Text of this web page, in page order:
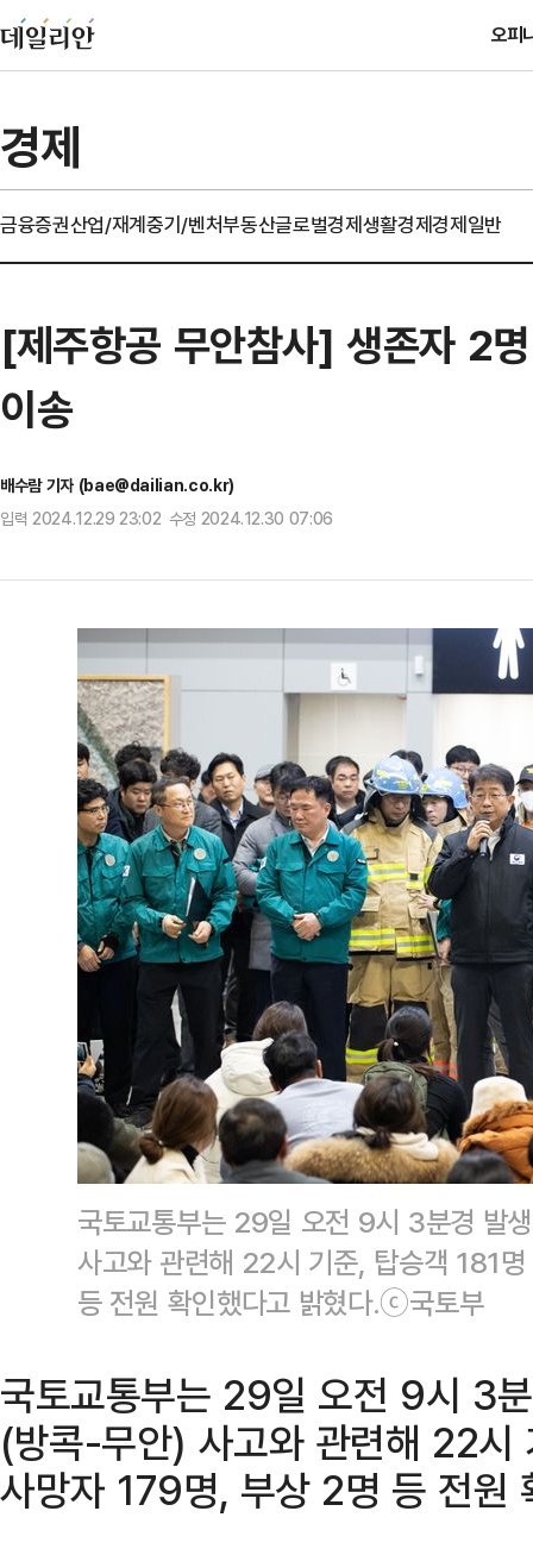
오피
경제
금융증권산업/재계중기/벤처부동산글로벌경제생활경제경제일반
[제주항공 무안참사] 생존자 2
이송
배수람 기자 (bae@dailian.co.kr)
입력 2024.12.29 23:02 수정 2024.12.30 07:06
국토교통부는 29일 오전 9시 3분경 발
사고와 관련해 22시 기준, 탑승객 181
등 전원 확인했다고 밝혔다.ⓒ국토부
국토교통부는 29일 오전 9시 3
(방콕-무안) 사고와 관련해 22시
사망자 179명, 부상 2명 등 전원